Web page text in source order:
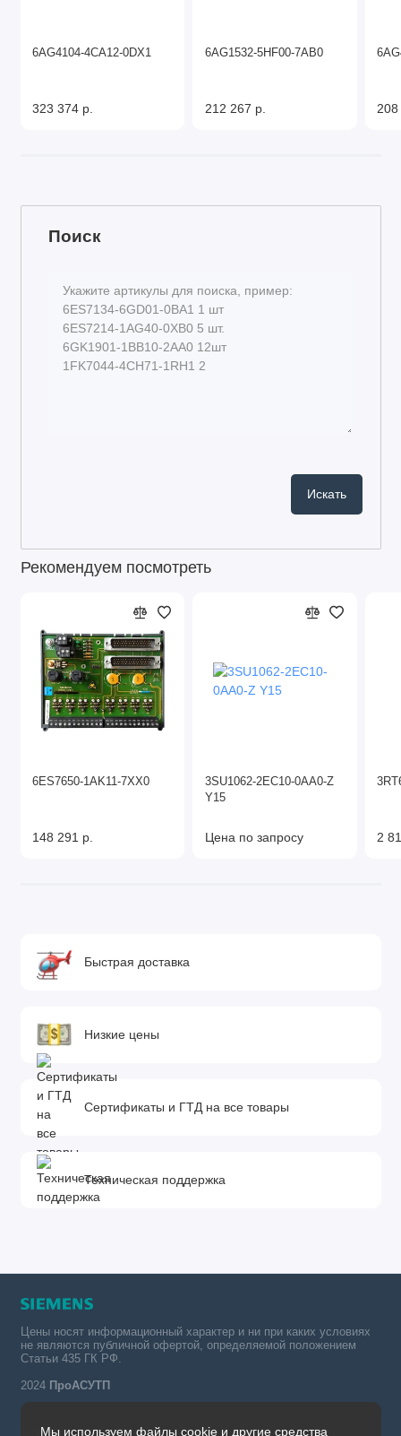
6AG4104-4CA12-0DX1
323 374 р.
6AG1532-5HF00-7AB0
212 267 р. 208
Поиск
Рекомендуем посмотреть
6ES7650-1AK11-7XX0
148 291 р.
3SU1062-2EC10-0AA0-Z
Y15
Цена по запросу 2
Быстрая доставка
Низкие цены
Сертификаты и ГТД на все товары
Техническая поддержка
Мы используем файлы cookie и другие средства
Цены носят информационный характер и ни при каких условиях
не являются публичной офертой, определяемой положением
Статьи 435 ГК РФ.
2024 ПроАСУТП
Simatic в России тел.: